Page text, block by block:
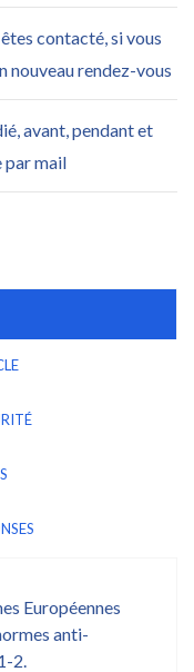
contacté, si vous
nouveau rendez-vous
avant, pendant et
par mail
Européennes
anti-
2.